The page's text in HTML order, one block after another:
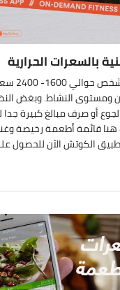
من
ومستوى النشاط. وبغض
أو صرف مبالغ كبيرة
هنا قائمة أطعمة رخيصة
الكوتش الآن للحصول